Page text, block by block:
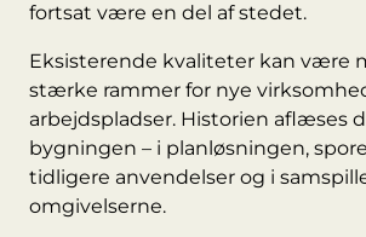
fortsat være en del af stedet.
Eksisterende kvaliteter kan være
stærke rammer for nye
arbejdspladser. Historien aflæses
bygningen – i planløsningen,
tidligere anvendelser og i
omgivelserne.